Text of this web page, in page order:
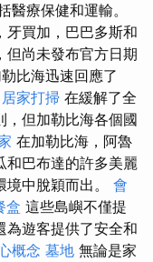
醫療保健和運輸。
牙買加，巴巴多斯和
但尚未發布官方日期
比海迅速回應了
居家打掃 在緩解了全
，但加勒比海各個國
在加勒比海，阿魯
和巴布達的許多美麗
中脫穎而出。 會
盒 這些島嶼不僅提
為遊客提供了安全和
概念 墓地 無論是家